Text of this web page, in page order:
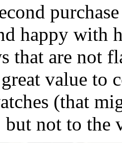
happy with
that are not
value to
(that
but not to